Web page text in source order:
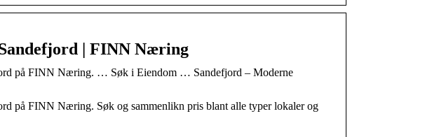
| FINN Næring
på FINN Næring. … Søk i Eiendom … Sandefjord – Moderne
på FINN Næring. Søk og sammenlikn pris blant alle typer lokaler og